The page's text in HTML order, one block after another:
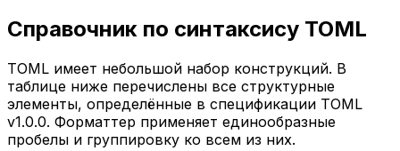
Справочник по синтаксису TOML
TOML имеет небольшой набор конструкций. В
таблице ниже перечислены все структурные
элементы, определённые в спецификации TOML
v1.0.0. Форматтер применяет единообразные
пробелы и группировку ко всем из них.